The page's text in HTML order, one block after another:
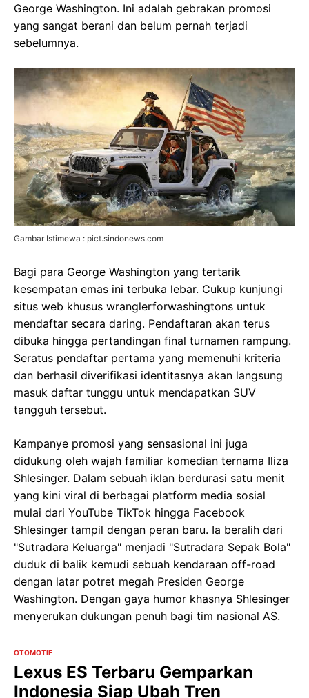
George Washington. Ini adalah gebrakan promosi
yang sangat berani dan belum pernah terjadi
sebelumnya.
Gambar Istimewa : pict.sindonews.com
Bagi para George Washington yang tertarik
kesempatan emas ini terbuka lebar. Cukup kunjungi
situs web khusus wranglerforwashingtons untuk
mendaftar secara daring. Pendaftaran akan terus
dibuka hingga pertandingan final turnamen rampung.
Seratus pendaftar pertama yang memenuhi kriteria
dan berhasil diverifikasi identitasnya akan langsung
masuk daftar tunggu untuk mendapatkan SUV
tangguh tersebut.
Kampanye promosi yang sensasional ini juga
didukung oleh wajah familiar komedian ternama Iliza
Shlesinger. Dalam sebuah iklan berdurasi satu menit
yang kini viral di berbagai platform media sosial
mulai dari YouTube TikTok hingga Facebook
Shlesinger tampil dengan peran baru. Ia beralih dari
"Sutradara Keluarga" menjadi "Sutradara Sepak Bola"
duduk di balik kemudi sebuah kendaraan off-road
dengan latar potret megah Presiden George
Washington. Dengan gaya humor khasnya Shlesinger
menyerukan dukungan penuh bagi tim nasional AS.
OTOMOTIF
Lexus ES Terbaru Gemparkan
Indonesia Siap Ubah Tren